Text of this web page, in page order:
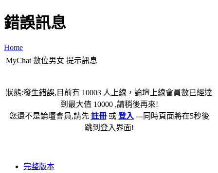
錯誤訊息
Home
MyChat 數位男女 提示訊息
狀態:發生錯誤,目前有 10003 人上線，論壇上線會員數已經達
到最大值 10000 ,請稍後再來!
您還不是論壇會員,請先 註冊或 登入 ---同時頁面將在5秒後
跳到登入界面!
完整版本